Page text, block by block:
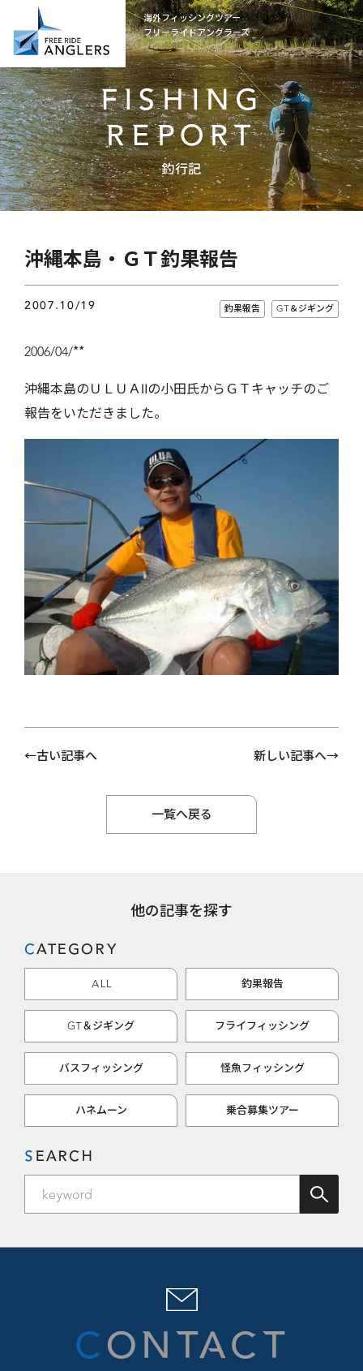
海外フィッシングツアー
フリーライドアングラーズ
FISHING
REPORT
釣行記
沖縄本島・ＧＴ釣果報告
2007.10/19 釣果報告 GT＆ジギング
2006/04/**
沖縄本島のＵＬＵＡⅡの小田氏からＧＴキャッチのご
報告をいただきました。
古い記事へ 新しい記事へ
一覧へ戻る
他の記事を探す
CATEGORY
ALL 釣果報告
GT＆ジギング フライフィッシング
バスフィッシング 怪魚フィッシング
ハネムーン 乗合募集ツアー
SEARCH
CONTACT